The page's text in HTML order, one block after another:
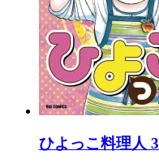
ひよっこ料理人 3